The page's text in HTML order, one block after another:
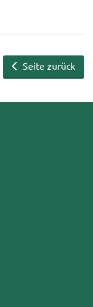
Seite zurück